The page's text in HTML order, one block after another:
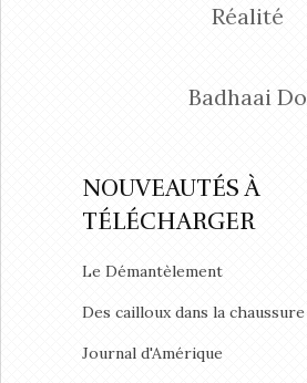
Réalité
Badhaai Do
NOUVEAUTÉS À
TÉLÉCHARGER
Le Démantèlement
Des cailloux dans la chaussure
Journal d'Amérique